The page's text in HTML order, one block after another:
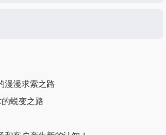
漫漫求索之路
蜕变之路